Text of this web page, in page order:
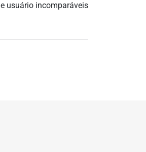
usuário incomparáveis